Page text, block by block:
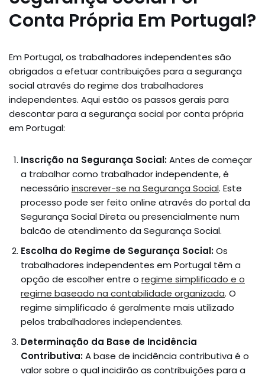
Conta Própria Em Portugal?
Em Portugal, os trabalhadores independentes são
obrigados a efetuar contribuições para a segurança
social através do regime dos trabalhadores
independentes. Aqui estão os passos gerais para
descontar para a segurança social por conta própria
em Portugal:
Inscrição na Segurança Social:Antes de começar
a trabalhar como trabalhador independente, é
necessário inscrever-se na Segurança Social. Este
processo pode ser feito online através do portal da
Segurança Social Direta ou presencialmente num
balcão de atendimento da Segurança Social.
Escolha do Regime de Segurança Social:Os
trabalhadores independentes em Portugal têm a
opção de escolher entre o regime simplificado e o
regime baseado na contabilidade organizada. O
regime simplificado é geralmente mais utilizado
pelos trabalhadores independentes.
Determinação da Base de Incidência
Contributiva:A base de incidência contributiva é o
valor sobre o qual incidirão as contribuições para a